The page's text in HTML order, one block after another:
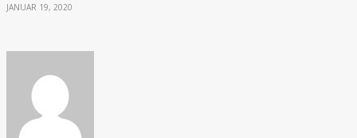
JANUAR 19, 2020